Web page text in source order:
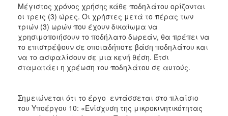
Μέγιστος χρόνος χρήσης κάθε ποδηλάτου ορίζονται
οι τρεις (3) ώρες. Οι χρήστες μετά το πέρας των
τριών (3) ωρών που έχουν δικαίωμα να
χρησιμοποιήσουν το ποδήλατο δωρεάν, θα πρέπει να
το επιστρέψουν σε οποιαδήποτε βάση ποδηλάτου και
να το ασφαλίσουν σε μια κενή θέση. Έτσι
σταματάει η χρέωση του ποδηλάτου σε αυτούς.
Σημειώνεται ότι το έργο εντάσσεται στο πλαίσιο
του Υποέργου 10: «Ενίσχυση της μικροκινητικότητας